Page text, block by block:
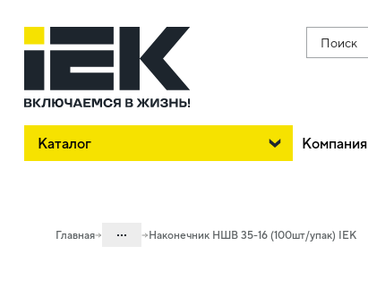
Поиск
Каталог Компания
Главная ... Наконечник НШВ 35-16 (100шт/упак) IEK